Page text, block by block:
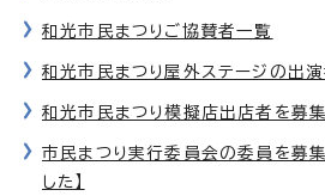
和光市民まつりご協賛者一覧
和光市民まつり屋外ステージの出
和光市民まつり模擬店出店者を募
市民まつり実行委員会の委員を募
した】